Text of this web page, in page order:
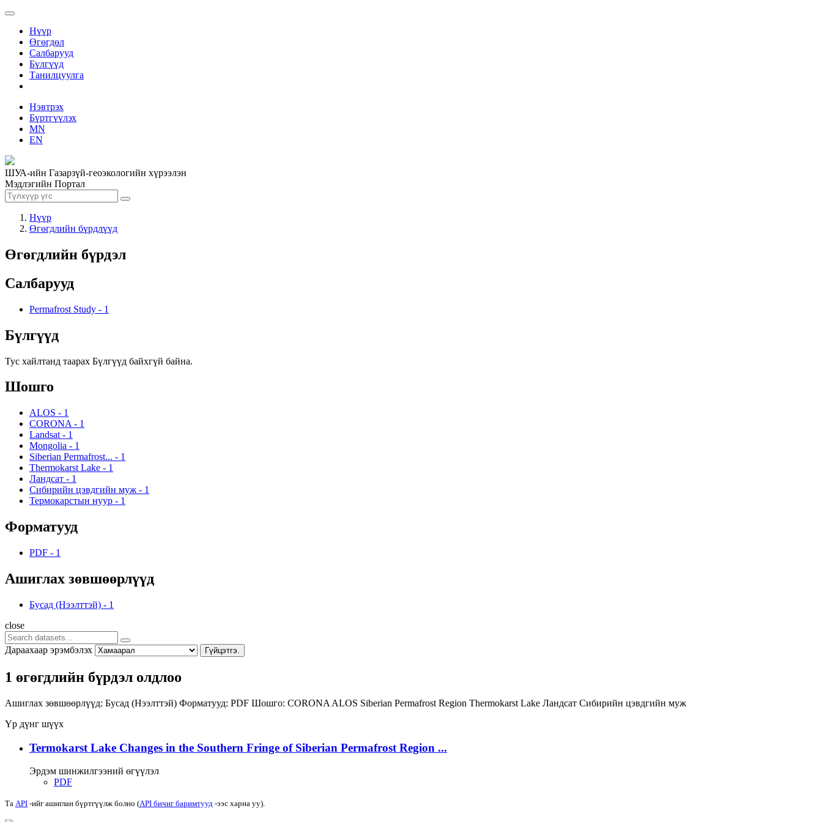
Нүүр
Өгөгдөл
Салбарууд
Бүлгүүд
Танилцуулга
Нэвтрэх
Бүртгүүлэх
MN
EN
ШУА-ийн Газарзүй-геоэкологийн хүрээлэн
Мэдлэгийн Портал
Нүүр
Өгөгдлийн бүрдлүүд
Өгөгдлийн бүрдэл
Салбарууд
Permafrost Study - 1
Бүлгүүд
Тус хайлтанд таарах Бүлгүүд байхгүй байна.
Шошго
ALOS - 1
CORONA - 1
Landsat - 1
Mongolia - 1
Siberian Permafrost... - 1
Thermokarst Lake - 1
Ландсат - 1
Сибирийн цэвдгийн муж - 1
Термокарстын нуур - 1
Форматууд
PDF - 1
Ашиглах зөвшөөрлүүд
Бусад (Нээлттэй) - 1
close
Дараахаар эрэмбэлэх Гүйцэтгэ.
1 өгөгдлийн бүрдэл олдлоо
Ашиглах зөвшөөрлүүд: Бусад (Нээлттэй) Форматууд: PDF Шошго: CORONA ALOS Siberian Permafrost Region Thermokarst Lake Ландсат Сибирийн цэвдгийн муж
Үр дүнг шүүх
Termokarst Lake Changes in the Southern Fringe of Siberian Permafrost Region ...
Эрдэм шинжилгээний өгүүлэл
PDF
Та API -ийг ашиглан бүртгүүлж болно (API бичиг баримтууд -ээс харна уу).